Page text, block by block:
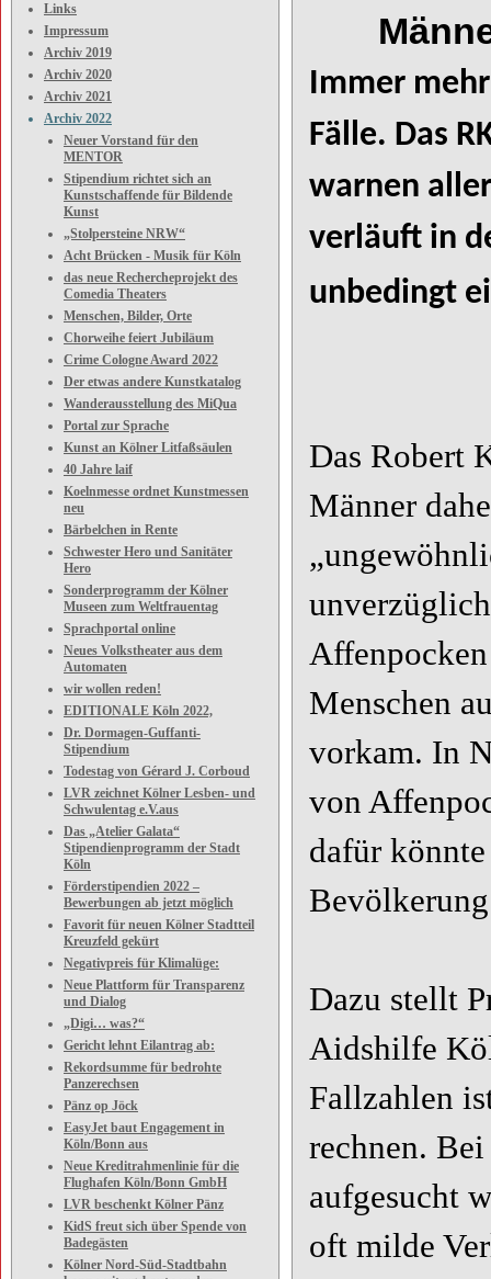
Links
Impressum
Archiv 2019
Archiv 2020
Archiv 2021
Archiv 2022
Neuer Vorstand für den
MENTOR
Stipendium richtet sich an
Kunstschaffende für Bildende
Kunst
„Stolpersteine NRW“
Acht Brücken - Musik für Köln
das neue Rechercheprojekt des
Comedia Theaters
Menschen, Bilder, Orte
Chorweihe feiert Jubiläum
Crime Cologne Award 2022
Der etwas andere Kunstkatalog
Wanderausstellung des MiQua
Portal zur Sprache
Kunst an Kölner Litfaßsäulen
40 Jahre laif
Koelnmesse ordnet Kunstmessen
neu
Bärbelchen in Rente
Schwester Hero und Sanitäter
Hero
Sonderprogramm der Kölner
Museen zum Weltfrauentag
Sprachportal online
Neues Volkstheater aus dem
Automaten
wir wollen reden!
EDITIONALE Köln 2022,
Dr. Dormagen-Guffanti-
Stipendium
Todestag von Gérard J. Corboud
LVR zeichnet Kölner Lesben- und
Schwulentag e.V.aus
Das „Atelier Galata“
Stipendienprogramm der Stadt
Köln
Förderstipendien 2022 –
Bewerbungen ab jetzt möglich
Favorit für neuen Kölner Stadtteil
Kreuzfeld gekürt
Negativpreis für Klimalüge:
Neue Plattform für Transparenz
und Dialog
„Digi… was?“
Gericht lehnt Eilantrag ab:
Rekordsumme für bedrohte
Panzerechsen
Pänz op Jöck
EasyJet baut Engagement in
Köln/Bonn aus
Neue Kreditrahmenlinie für die
Flughafen Köln/Bonn GmbH
LVR beschenkt Kölner Pänz
KidS freut sich über Spende von
Badegästen
Kölner Nord-Süd-Stadtbahn
Immer
Fälle. Das
warnen
verläuft in
unbedingt
Das Robert
Männer
Menschen
vorkam. In
von
dafür
Dazu stellt
Aidshilfe
Fallzahlen
rechnen.
aufgesucht
oft milde